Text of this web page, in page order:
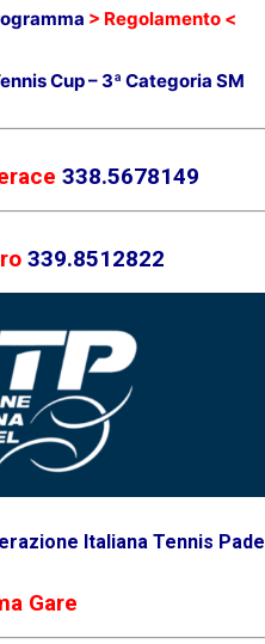
> Regolamento <
Cup – 3ª Categoria SM
338.5678149
339.8512822
Italiana Tennis Padel
Gare